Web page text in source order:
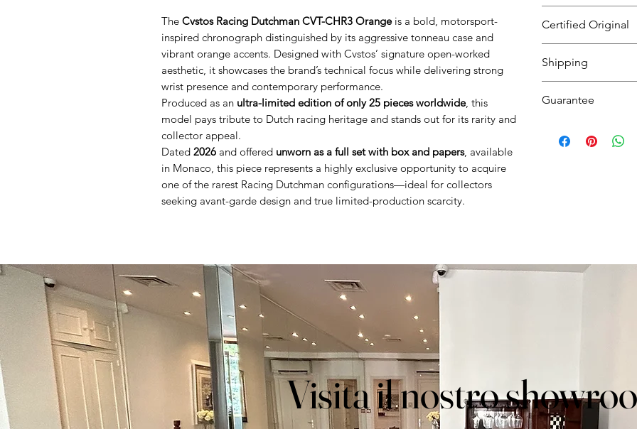
The Cvstos Racing Dutchman CVT-CHR3 Orangeis a bold, motorsport-
inspired chronograph distinguished by its aggressive tonneau case and
vibrant orange accents. Designed with Cvstos’ signature open-worked
aesthetic, it showcases the brand’s technical focus while delivering strong
wrist presence and contemporary performance.
Produced as an ultra-limited edition of only 25 pieces worldwide, this
model pays tribute to Dutch racing heritage and stands out for its rarity and
collector appeal.
Dated 2026 and offered unworn as a full set with box and papers, available
in Monaco, this piece represents a highly exclusive opportunity to acquire
one of the rarest Racing Dutchman configurations—ideal for collectors
seeking avant-garde design and true limited-production scarcity.
Brand: Cvstos
Model: Racing
Diameter: 53.7 x
Reference
1/25
Condition:
Year: 2026
Certified Original
guaranteed to be
undergoes a
being offered for
Shipping
dispatched on the
Guarantee
a minimum 1-year
Visita il nostro